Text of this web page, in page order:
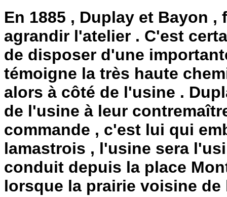
En 1885 , Duplay et Bayon
agrandir l'atelier . C'est
de disposer d'une
témoigne la très haute
alors à côté de l'usine .
de l'usine à leur
commande , c'est lui qui
lamastrois , l'usine sera
conduit depuis la place
lorsque la prairie voisine